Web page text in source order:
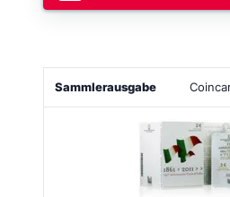
Sammlerausgabe Bild